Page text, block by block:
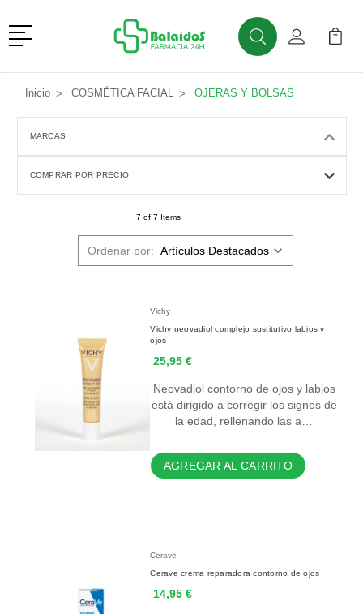
Menú
BuscarMi Cuenta
Mi
Inicio COSMÉTICA FACIAL OJERAS Y BOLSAS
MARCAS
COMPRAR POR PRECIO
7 of 7 Items
Ordenar por:
Vichy
Vichy neovadiol complejo sustitutivo labios y
ojos
25,95 €
Neovadiol contorno de ojos y labios
está dirigido a corregir los signos de
la edad, rellenando las a…
AGREGAR AL CARRITO
Cerave
Cerave crema reparadora contorno de ojos
14,95 €